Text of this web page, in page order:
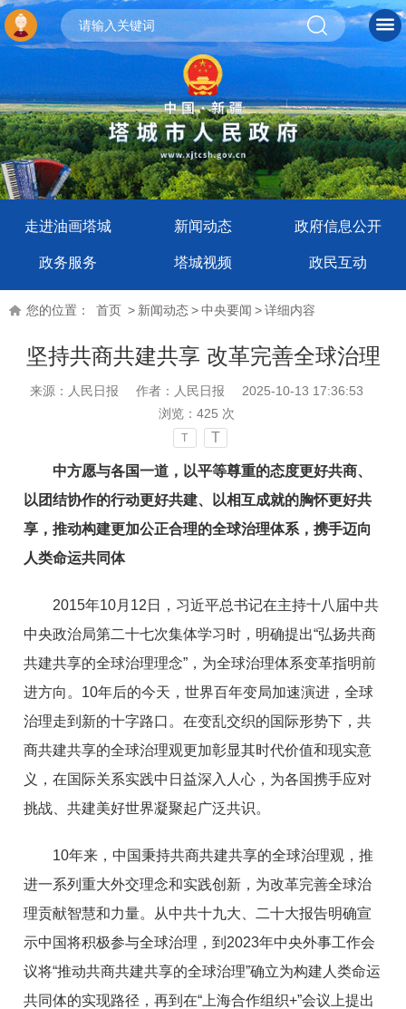
走进油画塔城 新闻动态 政府信息公开
政务服务 塔城视频 政民互动
您的位置： 首页 > 新闻动态>中央要闻 >详细内容
坚持共商共建共享 改革完善全球治理
来源：人民日报 作者：人民日报
2025-10-13 17:36:53
浏览： 425 次
T T
中方愿与各国一道，以平等尊重的态度更好共商、
以团结协作的行动更好共建、以相互成就的胸怀更好共
享，推动构建更加公正合理的全球治理体系，携手迈向
人类命运共同体
2015年10月12日，习近平总书记在主持十八届中共
中央政治局第二十七次集体学习时，明确提出“弘扬共商
共建共享的全球治理理念”，为全球治理体系变革指明前
进方向。10年后的今天，世界百年变局加速演进，全球
治理走到新的十字路口。在变乱交织的国际形势下，共
商共建共享的全球治理观更加彰显其时代价值和现实意
义，在国际关系实践中日益深入人心，为各国携手应对
挑战、共建美好世界凝聚起广泛共识。
10年来，中国秉持共商共建共享的全球治理观，推
进一系列重大外交理念和实践创新，为改革完善全球治
理贡献智慧和力量。从中共十九大、二十大报告明确宣
示中国将积极参与全球治理，到2023年中央外事工作会
议将“推动共商共建共享的全球治理”确立为构建人类命运
共同体的实现路径，再到在“上海合作组织+”会议上提出